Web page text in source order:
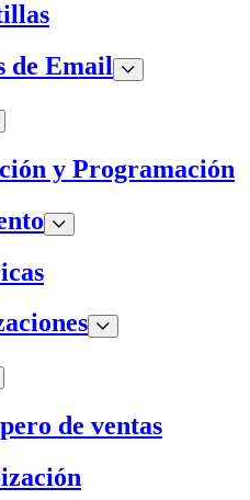
de Email
y Programación
de ventas